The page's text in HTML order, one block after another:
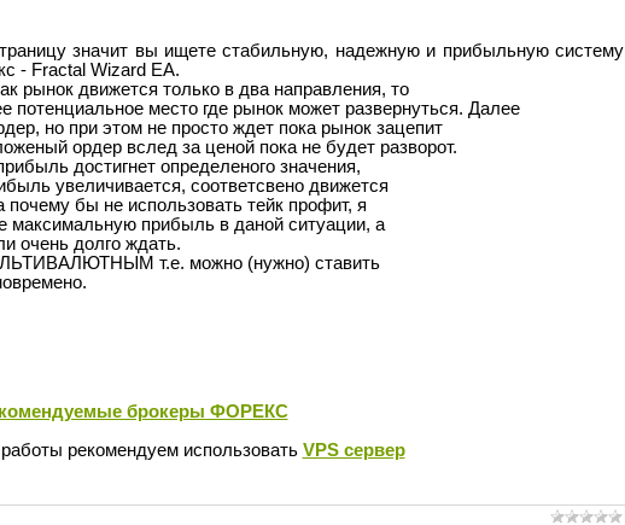
значит вы ищете стабильную, надежную и прибыльную систему
- Fractal Wizard EA.
рынок движется только в два направления, то
потенциальное место где рынок может развернуться. Далее
но при этом не просто ждет пока рынок зацепит
ордер вслед за ценой пока не будет разворот.
достигнет определеного значения,
увеличивается, соответсвено движется
бы не использовать тейк профит, я
максимальную прибыль в даной ситуации, а
очень долго ждать.
т.е. можно (нужно) ставить
брокеры ФОРЕКС
рекомендуем использовать VPS сервер